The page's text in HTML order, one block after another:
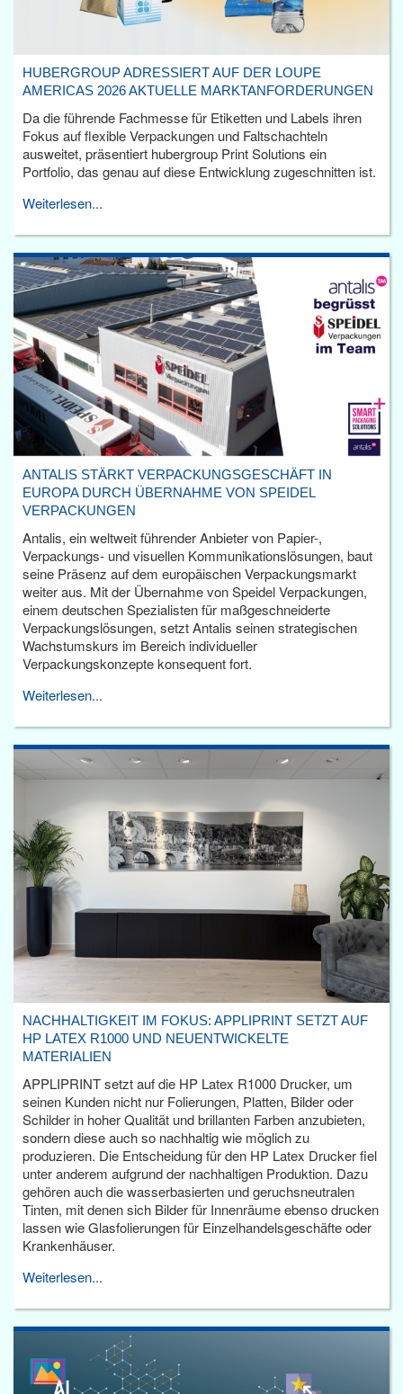
HUBERGROUP ADRESSIERT AUF DER LOUPE
AMERICAS 2026 AKTUELLE MARKTANFORDERUNGEN
Da die führende Fachmesse für Etiketten und Labels ihren
Fokus auf flexible Verpackungen und Faltschachteln
ausweitet, präsentiert hubergroup Print Solutions ein
Portfolio, das genau auf diese Entwicklung zugeschnitten ist.
Weiterlesen...
ANTALIS STÄRKT VERPACKUNGSGESCHÄFT IN
EUROPA DURCH ÜBERNAHME VON SPEIDEL
VERPACKUNGEN
Antalis, ein weltweit führender Anbieter von Papier-,
Verpackungs- und visuellen Kommunikationslösungen, baut
seine Präsenz auf dem europäischen Verpackungsmarkt
weiter aus. Mit der Übernahme von Speidel Verpackungen,
einem deutschen Spezialisten für maßgeschneiderte
Verpackungslösungen, setzt Antalis seinen strategischen
Wachstumskurs im Bereich individueller
Verpackungskonzepte konsequent fort.
Weiterlesen...
NACHHALTIGKEIT IM FOKUS: APPLIPRINT SETZT AUF
HP LATEX R1000 UND NEUENTWICKELTE
MATERIALIEN
APPLIPRINT setzt auf die HP Latex R1000 Drucker, um
seinen Kunden nicht nur Folierungen, Platten, Bilder oder
Schilder in hoher Qualität und brillanten Farben anzubieten,
sondern diese auch so nachhaltig wie möglich zu
produzieren. Die Entscheidung für den HP Latex Drucker fiel
unter anderem aufgrund der nachhaltigen Produktion. Dazu
gehören auch die wasserbasierten und geruchsneutralen
Tinten, mit denen sich Bilder für Innenräume ebenso drucken
lassen wie Glasfolierungen für Einzelhandelsgeschäfte oder
Krankenhäuser.
Weiterlesen...